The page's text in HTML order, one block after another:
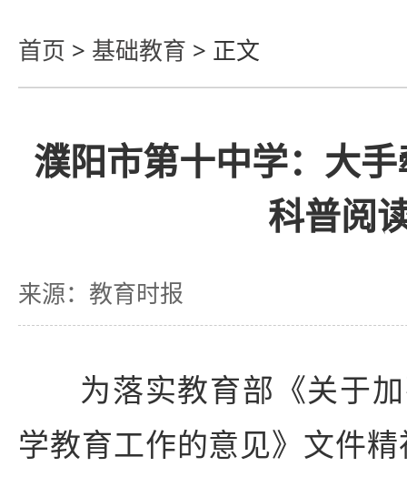
首页 > 基础教育 > 正文
濮阳市第十中学：大
科普阅
来源：教育时报
为落实教育部《关于
学教育工作的意见》文件